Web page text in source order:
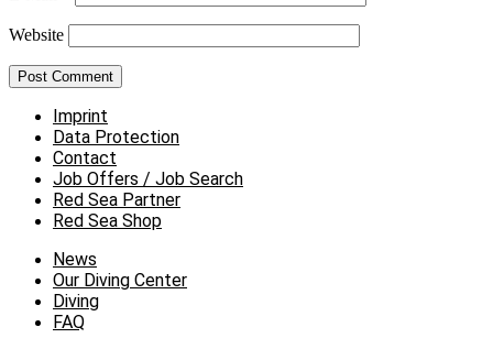
Website
Imprint
Data Protection
Contact
Job Offers / Job Search
Red Sea Partner
Red Sea Shop
News
Our Diving Center
Diving
FAQ